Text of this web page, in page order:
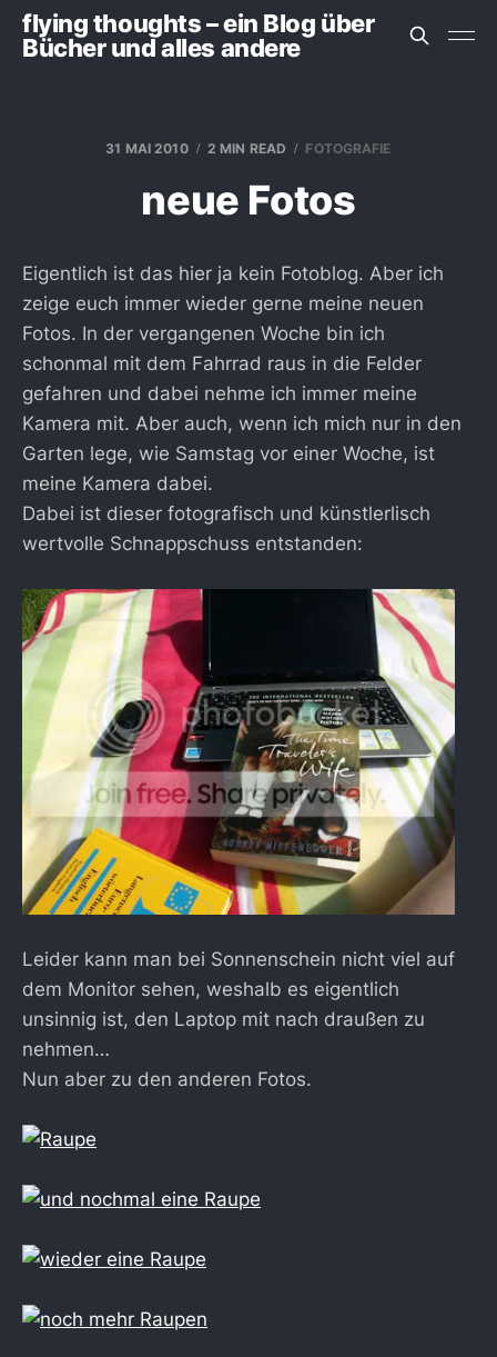
flying thoughts – ein Blog über
Bücher und alles andere
31 MAI 2010 2 MIN READ FOTOGRAFIE
neue Fotos
Eigentlich ist das hier ja kein Fotoblog. Aber ich
zeige euch immer wieder gerne meine neuen
Fotos. In der vergangenen Woche bin ich
schonmal mit dem Fahrrad raus in die Felder
gefahren und dabei nehme ich immer meine
Kamera mit. Aber auch, wenn ich mich nur in den
Garten lege, wie Samstag vor einer Woche, ist
meine Kamera dabei.
Dabei ist dieser fotografisch und künstlerlisch
wertvolle Schnappschuss entstanden:
Leider kann man bei Sonnenschein nicht viel auf
dem Monitor sehen, weshalb es eigentlich
unsinnig ist, den Laptop mit nach draußen zu
nehmen…
Nun aber zu den anderen Fotos.